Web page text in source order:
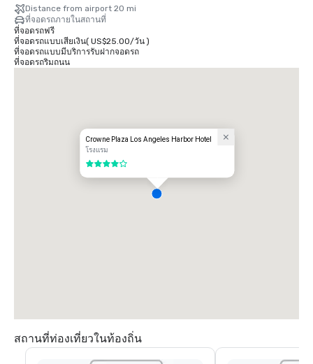
Distance from airport 20 mi
ที่จอดรถภายในสถานที่
ที่จอดรถฟรี
ที่จอดรถแบบเสียเงิน( US$25.00/วัน)
ที่จอดรถแบบมีบริการรับฝากจอดรถ
ที่จอดรถริมถนน
Crowne Plaza Los Angeles Harbor Hotel
โรงแรม
4 จาก 5
สถานที่ท่องเที่ยวในท้องถิ่น